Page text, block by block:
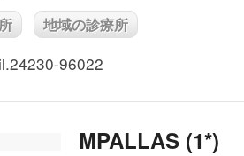
地域の診療所
96022
MPALLAS (1*)